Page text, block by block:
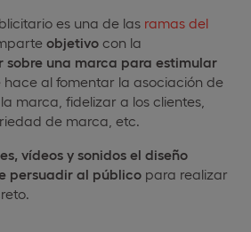
es una de las ramas del
objetivo con la
sobre una marca para estimular
hace al fomentar la asociación de
marca, fidelizar a los clientes,
de marca, etc.
vídeos y sonidos el diseño
persuadir al público para realizar